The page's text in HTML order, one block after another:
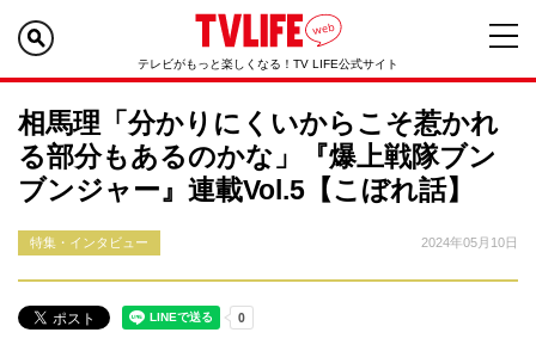
テレビがもっと楽しくなる！TV LIFE公式サイト
相馬理「分かりにくいからこそ惹かれ
る部分もあるのかな」『爆上戦隊ブン
ブンジャー』連載Vol.5【こぼれ話】
特集・インタビュー 2024年05月10日